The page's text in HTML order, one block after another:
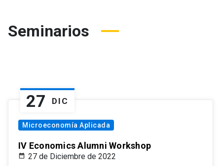
Seminarios
27 DIC
Microeconomía Aplicada
IV Economics Alumni Workshop
27 de Diciembre de 2022